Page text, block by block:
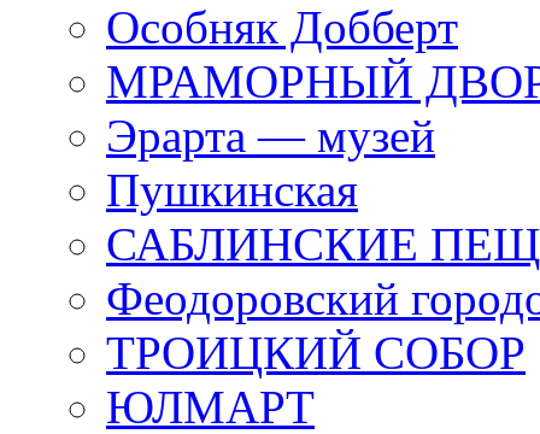
Особняк Добберт
МРАМОРНЫЙ
Эрарта — музей
Пушкинская
САБЛИНСКИЕ
Феодоровский
ТРОИЦКИЙ СОБОР
ЮЛМАРТ